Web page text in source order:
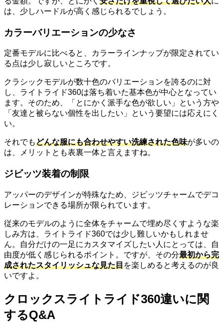
は、少しハードルが高く感じられるでしょう。
カラーバリエーションの少なさ
定番モデルに比べると、カラーラインナップが限定されてい
る点は少し寂しいところです。
クラシックモデルが数十色のバリエーションを誇るのに対
し、ライトライド360は落ち着いた基本色が中心となってい
ます。そのため、「とにかく派手な色が欲しい」という方や
「友達と被らない個性を出したい」という要望には応えにく
い。
それでもどんな服にも合わせやすい洗練された色味が多いの
は、メリットとも表裏一体と言えますね。
ジビッツ装着の制限
アッパーのデザインが特殊なため、ジビッツチャームでデコ
レーションできる場所が限られています。
従来のモデルのように全体をチャームで埋め尽くすような楽
しみ方は、ライトライド360では少し難しいかもしれませ
ん。自分だけの一足にカスタマイズしたい人にとっては、自
由度が低く感じられるポイント。ですが、その分最初から完
成されたスタイリッシュな見た目を楽しめると考えるのが良
いですよ。
クロックスライトライド360違いに関
するQ&A